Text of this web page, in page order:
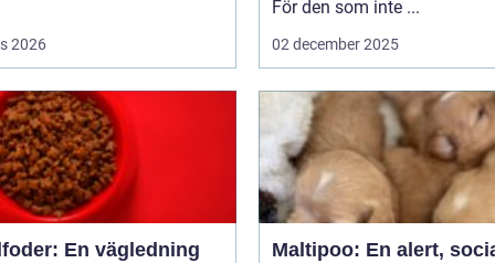
2026
För den som inte ...
02 december 2025
En vägledning
Maltipoo: En alert,